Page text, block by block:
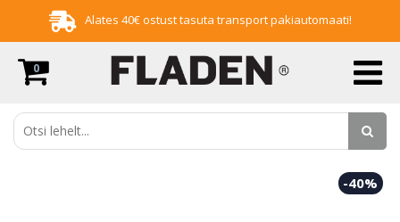
Alates 40€ ostust tasuta transport pakiautomaati!
0
-40%